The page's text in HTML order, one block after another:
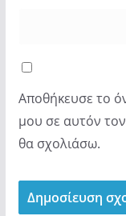
Αποθήκευσε το
μου σε αυτόν
θα σχολιάσω.